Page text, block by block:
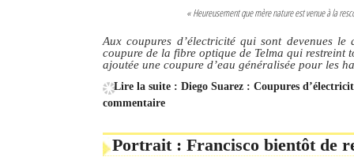
« Heureusement que mère nature est venue à la
Aux coupures d’électricité qui sont devenues
coupure de la fibre optique de Telma qui restreint
ajoutée une coupure d’eau généralisée pour les
Lire la suite : Diego Suarez : Coupures
commentaire
Portrait : Francisco bientôt de